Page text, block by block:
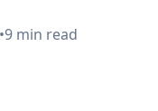
•9 min read